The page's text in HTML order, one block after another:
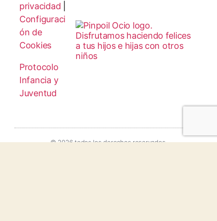
privacidad
Configuraci
ón de
Cookies
Protocolo
Infancia y
Juventud
© 2026 todos los derechos reservados.